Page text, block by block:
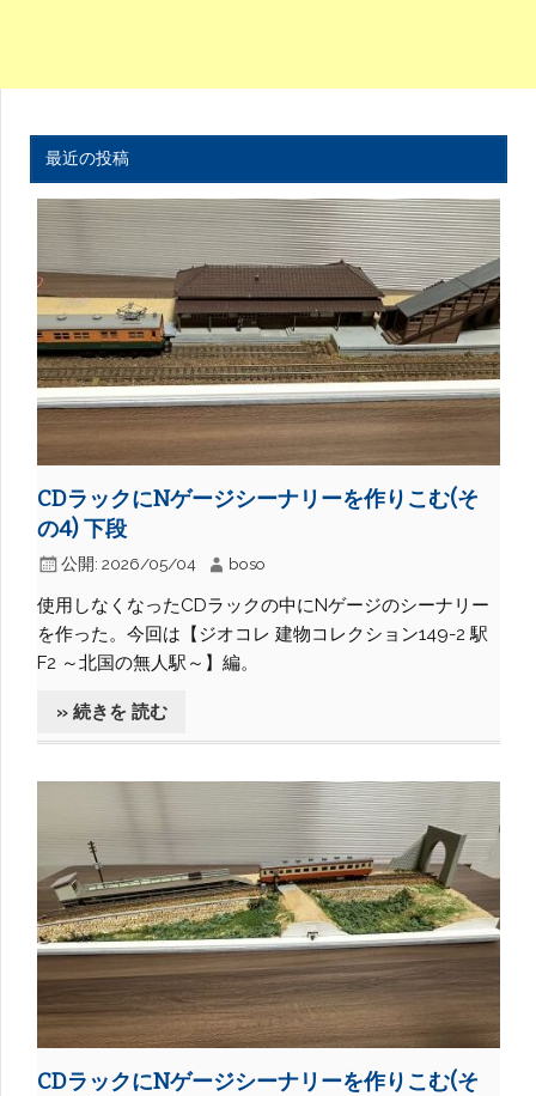
最近の投稿
CDラックにNゲージシーナリーを作りこむ(そ
の4) 下段
公開: 2026/05/04 boso
使用しなくなったCDラックの中にNゲージのシーナリー
を作った。今回は【ジオコレ 建物コレクション149-2 駅
F2 ～北国の無人駅～】編。
» 続きを 読む
CDラックにNゲージシーナリーを作りこむ(そ